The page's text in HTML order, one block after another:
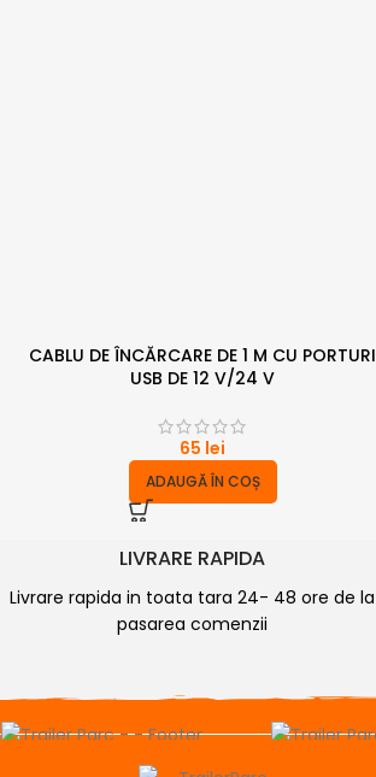
CABLU DE ÎNCĂRCARE DE 1 M CU PORTURI
USB DE 12 V/24 V
65 lei
ADAUGĂ ÎN COȘ
LIVRARE RAPIDA
Livrare rapida in toata tara 24- 48 ore de la
pasarea comenzii